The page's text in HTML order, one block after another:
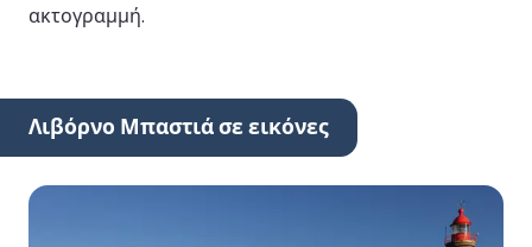
ακτογραμμή.
Λιβόρνο Μπαστιά σε εικόνες